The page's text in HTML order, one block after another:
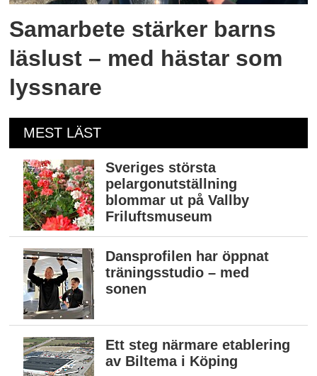
Samarbete stärker barns
läslust – med hästar som
lyssnare
MEST LÄST
Sveriges största
pelargonutställning
blommar ut på Vallby
Friluftsmuseum
Dansprofilen har öppnat
träningsstudio – med
sonen
Ett steg närmare etablering
av Biltema i Köping